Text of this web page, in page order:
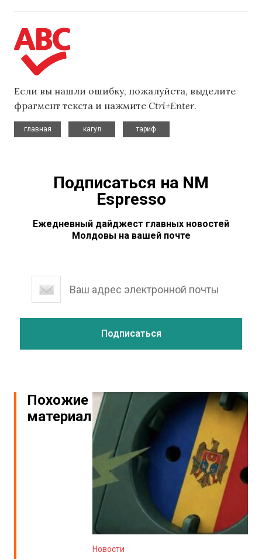
Если вы нашли ошибку, пожалуйста, выделите
фрагмент текста и нажмите Ctrl+Enter.
главная
кагул
тариф
Подписаться на NM
Espresso
Ежедневный дайджест главных новостей
Молдовы на вашей почте
Похожие
материалы
Новости